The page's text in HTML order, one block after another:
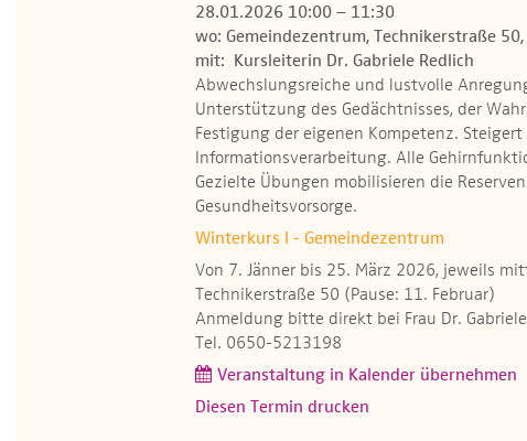
28.01.2026 10:00 – 11:30
wo: Gemeindezentrum, Technikerstraße
mit: Kursleiterin Dr. Gabriele Redlich
Abwechslungsreiche und lustvolle
Unterstützung des Gedächtnisses, der
Festigung der eigenen Kompetenz.
Informationsverarbeitung. Alle
Gezielte Übungen mobilisieren die
Gesundheitsvorsorge.
Winterkurs I - Gemeindezentrum
Von 7. Jänner bis 25. März 2026, jeweils
Technikerstraße 50 (Pause: 11. Februar)
Anmeldung bitte direkt bei Frau Dr.
Tel. 0650-5213198
Veranstaltung in Kalender übernehmen
Diesen Termin drucken